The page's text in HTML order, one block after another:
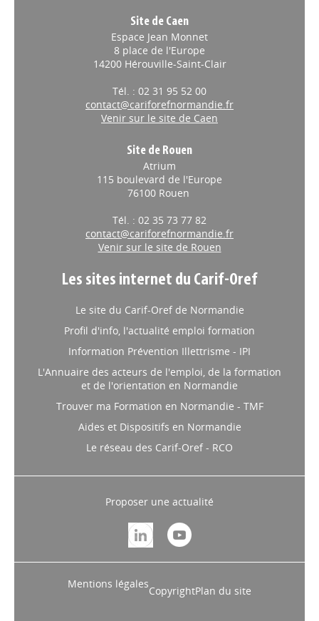
Site de Caen
Espace Jean Monnet
8 place de l'Europe
14200 Hérouville-Saint-Clair
Tél. : 02 31 95 52 00
contact@cariforefnormandie.fr
Venir sur le site de Caen
Site de Rouen
Atrium
115 boulevard de l'Europe
76100 Rouen
Tél. : 02 35 73 77 82
contact@cariforefnormandie.fr
Venir sur le site de Rouen
Les sites internet du Carif-Oref
Le site du Carif-Oref de Normandie
Profil d'info, l'actualité emploi formation
Information Prévention Illettrisme - IPI
L'Annuaire des acteurs de l'emploi, de la formation
et de l'orientation en Normandie
Trouver ma Formation en Normandie - TMF
Aides et Dispositifs en Normandie
Le réseau des Carif-Oref - RCO
Proposer une actualité
Mentions légales
CopyrightPlan du site